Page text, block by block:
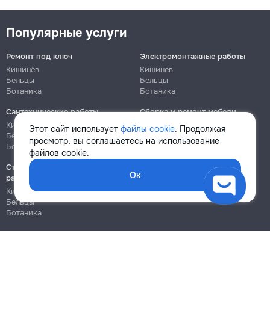
Этот сайт использует файлы cookie. Продолжая
просмотр, вы соглашаетесь на использование
файлов cookie.
Ок
Популярные услуги
Ремонт под ключ
Кишинёв
Бельцы
Ботаника
Электромонтажные работы
Кишинёв
Бельцы
Ботаника
Сантехнические работы
Кишинёв
Бельцы
Ботаника
Сборка и ремонт мебели
Кишинёв
Ботаника
Строительно-монтажные
работы
Кишинёв
Бельцы
Ботаника